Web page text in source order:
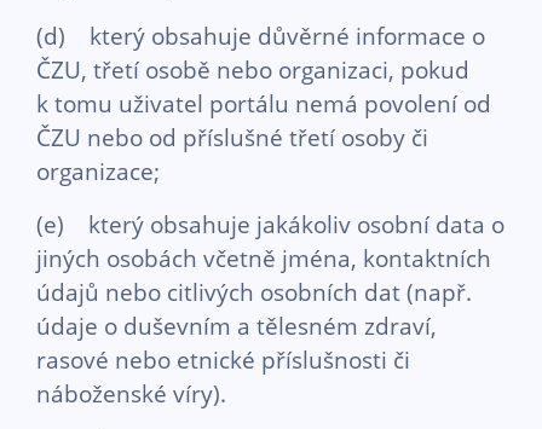
(d) který obsahuje důvěrné informace o
ČZU, třetí osobě nebo organizaci, pokud
k tomu uživatel portálu nemá povolení od
ČZU nebo od příslušné třetí osoby či
organizace;
(e) který obsahuje jakákoliv osobní data o
jiných osobách včetně jména, kontaktních
údajů nebo citlivých osobních dat (např.
údaje o duševním a tělesném zdraví,
rasové nebo etnické příslušnosti či
náboženské víry).